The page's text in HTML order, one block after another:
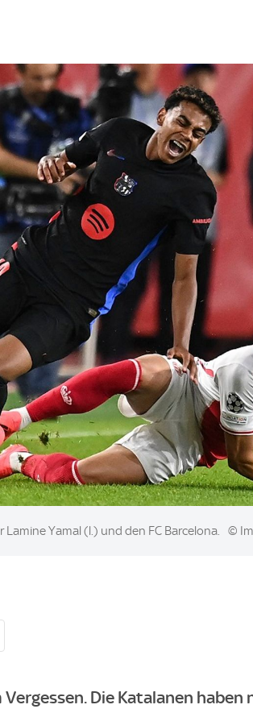
Yamal (l.) und den FC Barcelona. ©
Die Katalanen haben